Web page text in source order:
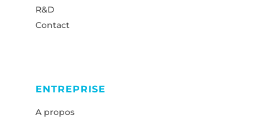
R&D
Contact
ENTREPRISE
A propos